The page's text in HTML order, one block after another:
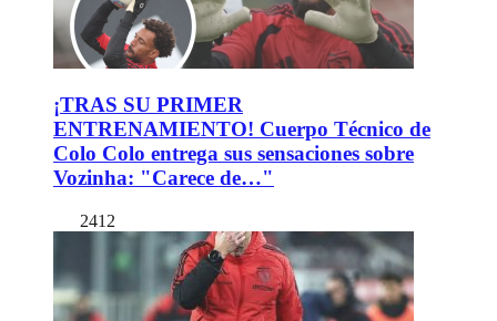
¡TRAS SU PRIMER
ENTRENAMIENTO! Cuerpo Técnico de
Colo Colo entrega sus sensaciones sobre
Vozinha: "Carece de…"
2412